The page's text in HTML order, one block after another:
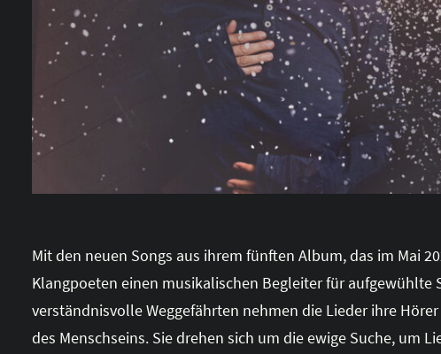
Mit den neuen Songs aus ihrem fünften Album, das im Mai
Klangpoeten einen musikalischen Begleiter für aufgewühlte
verständnisvolle Weggefährten nehmen die Lieder ihre
des Menschseins. Sie drehen sich um die ewige Suche, um